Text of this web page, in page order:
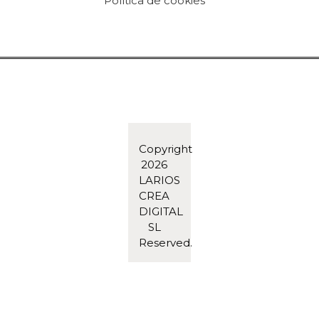
Copyright
2026
LARIOS
CREA
DIGITAL
SL
Reserved.